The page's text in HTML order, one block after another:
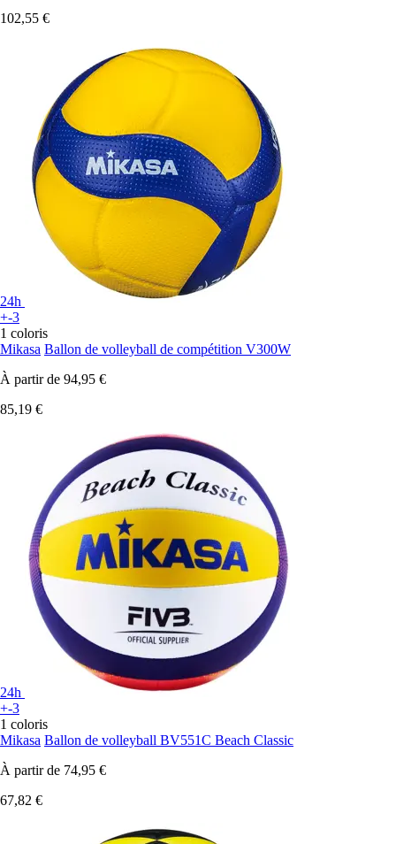
102,55 €
24h
+-3
1 coloris
Mikasa Ballon de volleyball de compétition V300W
À partir de 94,95 €
85,19 €
24h
+-3
1 coloris
Mikasa Ballon de volleyball BV551C Beach Classic
À partir de 74,95 €
67,82 €